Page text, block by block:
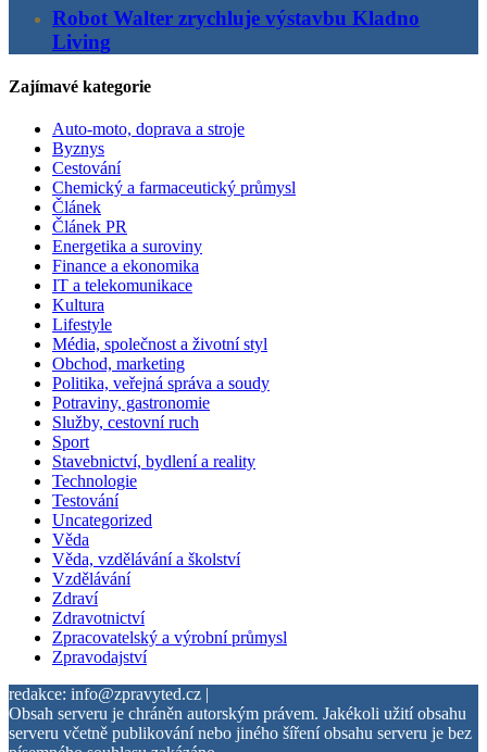
Robot Walter zrychluje výstavbu Kladno
Living
Zajímavé kategorie
Auto-moto, doprava a stroje
Byznys
Cestování
Chemický a farmaceutický průmysl
Článek
Článek PR
Energetika a suroviny
Finance a ekonomika
IT a telekomunikace
Kultura
Lifestyle
Média, společnost a životní styl
Obchod, marketing
Politika, veřejná správa a soudy
Potraviny, gastronomie
Služby, cestovní ruch
Sport
Stavebnictví, bydlení a reality
Technologie
Testování
Uncategorized
Věda
Věda, vzdělávání a školství
Vzdělávání
Zdraví
Zdravotnictví
Zpracovatelský a výrobní průmysl
Zpravodajství
redakce: info@zpravyted.cz |
Obsah serveru je chráněn autorským právem. Jakékoli užití obsahu
serveru včetně publikování nebo jiného šíření obsahu serveru je bez